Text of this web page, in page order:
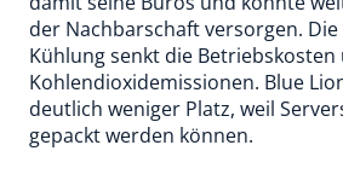
der Nachbarschaft versorgen.
Kühlung senkt die Betriebskosten
Kohlendioxidemissionen. Blue
deutlich weniger Platz, weil
gepackt werden können.